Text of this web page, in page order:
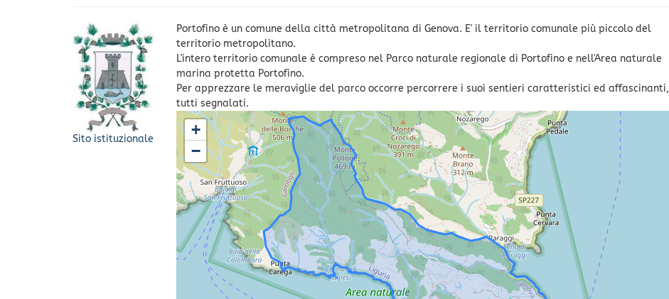
Sito istituzionale
Portofino è un comune della città metropolitana di Genova. E' il territorio comunale più piccolo del
territorio metropolitano.
L'intero territorio comunale è compreso nel Parco naturale regionale di Portofino e nell'Area naturale
marina protetta Portofino.
Per apprezzare le meraviglie del parco occorre percorrere i suoi sentieri caratteristici ed affascinanti,
tutti segnalati.
+
−